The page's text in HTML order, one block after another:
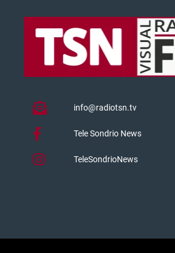
info@radiotsn.tv
Tele Sondrio News
TeleSondrioNews